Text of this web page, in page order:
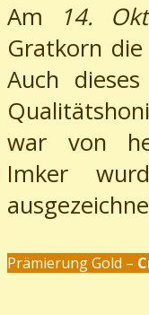
Am 14.
Gratkorn die
Auch
war von
Imker
Prämierung Gold –